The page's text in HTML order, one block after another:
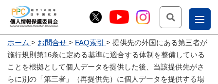
お
問
こー
じょ
ー部
ホーム お問合せ FAQ索引
提供先の外国にある第三者が
施行規則第16条に定める基準に適合する体制を整備している
ことを根拠として個人データを提供した後、当該提供先がさ
らに別の「第三者」（再提供先）に個人データを提供する場